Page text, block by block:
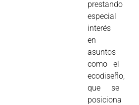
prestando
especial
interés
en
asuntos
como el
ecodiseño,
que se
posiciona